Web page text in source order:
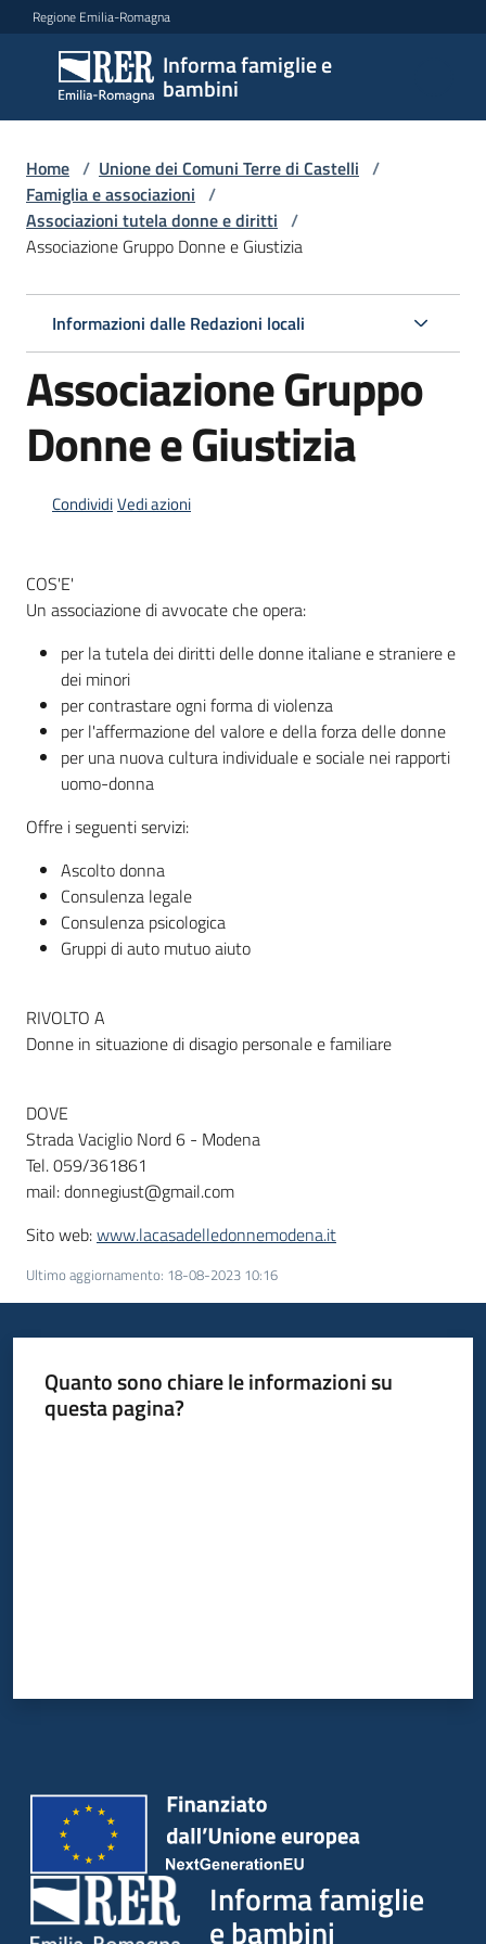
Vai al contenuto
Vai alla navigazione
Vai al footer
Regione Emilia-Romagna
Informa famiglie e
bambini
Informa
famiglie
e
bambini
Argomenti
Servizi
Centri
per
le
locali
Newsletter
Home / Unione dei Comuni Terre di Castelli /
Famiglia e associazioni /
Associazioni tutela donne e diritti /
Associazione Gruppo Donne e Giustizia
Informazioni dalle Redazioni locali
Associazione Gruppo
Donne e Giustizia
CondividiVedi azioni
COS'E'
Un associazione di avvocate che opera:
per la tutela dei diritti delle donne italiane e straniere e
dei minori
per contrastare ogni forma di violenza
per l'affermazione del valore e della forza delle donne
per una nuova cultura individuale e sociale nei rapporti
uomo-donna
Offre i seguenti servizi:
Ascolto donna
Consulenza legale
Consulenza psicologica
Gruppi di auto mutuo aiuto
RIVOLTO A
Donne in situazione di disagio personale e familiare
DOVE
Strada Vaciglio Nord 6 - Modena
Tel. 059/361861
mail: donnegiust@gmail.com
Sito web:www.lacasadelledonnemodena.it
Ultimo aggiornamento: 18-08-2023 10:16
Quanto sono chiare le informazioni su
questa pagina?
Informa famiglie
e bambini